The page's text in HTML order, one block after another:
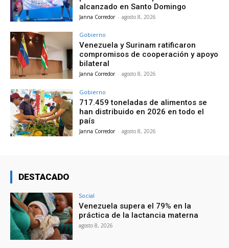
alcanzado en Santo Domingo
Janna Corredor - agosto 8, 2026
Gobierno
Venezuela y Surinam ratificaron
compromisos de cooperación y apoyo
bilateral
Janna Corredor - agosto 8, 2026
Gobierno
717.459 toneladas de alimentos se
han distribuido en 2026 en todo el
país
Janna Corredor - agosto 8, 2026
DESTACADO
Social
Venezuela supera el 79% en la
práctica de la lactancia materna
agosto 8, 2026